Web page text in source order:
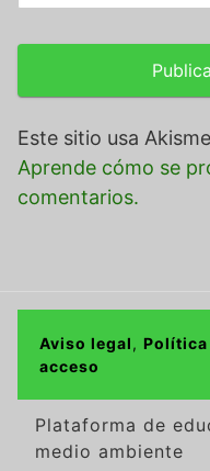
Este sitio usa
Aprende cómo se
comentarios.
Aviso legal, Política
acceso
Plataforma de
medio ambiente